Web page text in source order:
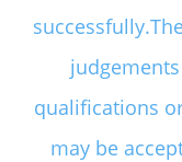
qualifications
may be